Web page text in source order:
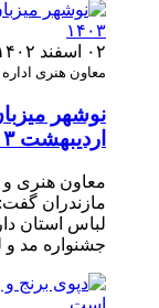
۰۲ اسفند ۱۴۰۲
معاون هنری
نوشهر
اردیبهشت ۱۴۰۳
معاون هنری و
مازندران
لباس استان
جشنواره مد و